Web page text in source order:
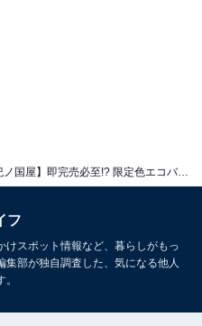
【紀ノ国屋】即完売必至!? 限定色エコバッグがセットになった「夏のハッピーボックス」4種が登場！
グ＆夏推しセット】
チ保冷バッグ＆夏推しセ
料込）は、
フ
スポット情報など、暮らしがもっ
部が独自調査した、気になる他人